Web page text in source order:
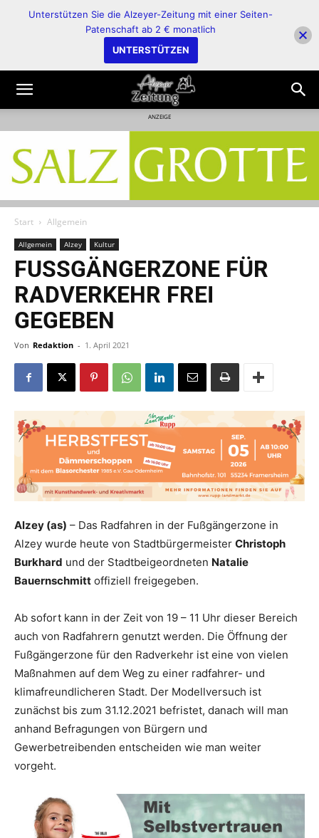
ANZEIGE
Start Allgemein
Allgemein Alzey Kultur
FUSSGÄNGERZONE FÜR R
ADVERKEHR FREI G
EGEBEN
Von Redaktion - 1. April 2021
Alzey (as) – Das Radfahren in der Fußgängerzone in
Alzey wurde heute von Stadtbürgermeister Christoph
Burkhard und der Stadtbeigeordneten Natalie
Bauernschmitt offiziell freigegeben.
Ab sofort kann in der Zeit von 19 – 11 Uhr dieser Bereich
auch von Radfahrern genutzt werden. Die Öffnung der
Fußgängerzone für den Radverkehr ist eine von vielen
Maßnahmen auf dem Weg zu einer radfahrer- und
klimafreundlicheren Stadt. Der Modellversuch ist
zunächst bis zum 31.12.2021 befristet, danach will man
anhand Befragungen von Bürgern und
Gewerbetreibenden entscheiden wie man weiter
vorgeht.
Unterstützen Sie die Alzeyer-Zeitung mit einer Seiten-
Patenschaft ab 2 € monatlich
UNTERSTÜTZEN